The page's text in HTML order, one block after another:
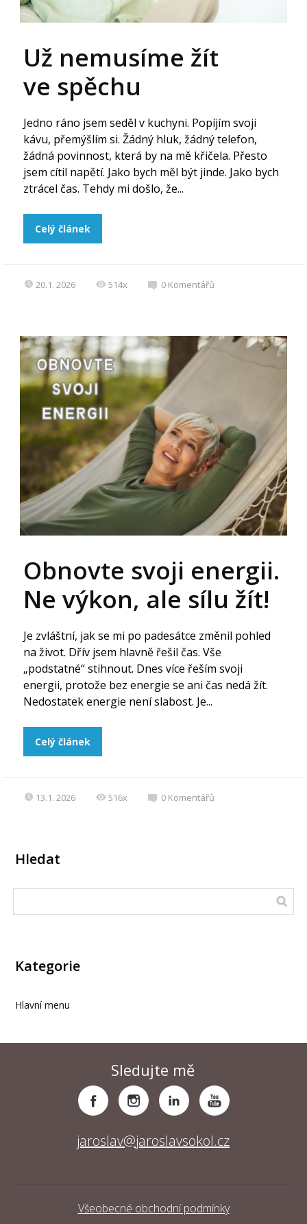
Už nemusíme žít
ve spěchu
Jedno ráno jsem seděl v kuchyni. Popíjím svoji
kávu, přemýšlím si. Žádný hluk, žádný telefon,
žádná povinnost, která by na mě křičela. Přesto
jsem cítil napětí. Jako bych měl být jinde. Jako bych
ztrácel čas. Tehdy mi došlo, že...
Celý článek
20.1. 2026 514x 0 Komentářů
Obnovte svoji energii.
Ne výkon, ale sílu žít!
Je zvláštní, jak se mi po padesátce změnil pohled
na život. Dřív jsem hlavně řešil čas. Vše
„podstatné“ stihnout. Dnes více řeším svoji
energii, protože bez energie se ani čas nedá žít.
Nedostatek energie není slabost. Je...
Celý článek
13.1. 2026 516x 0 Komentářů
Hledat
Kategorie
Hlavní menu
Sledujte mě
jaroslav@jaroslavsokol.cz
Všeobecné obchodní podmínky